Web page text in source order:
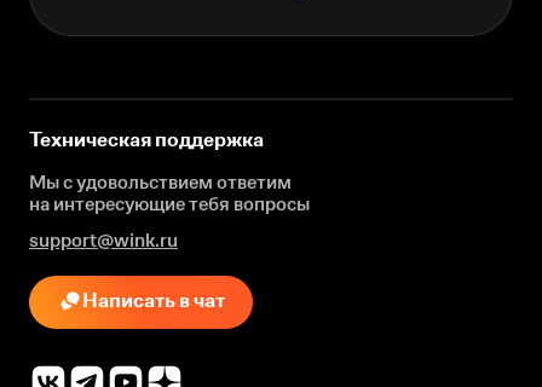
Техническая поддержка
Мы с удовольствием ответим
на интересующиетебя вопросы
support@wink.ru
Написать в чат